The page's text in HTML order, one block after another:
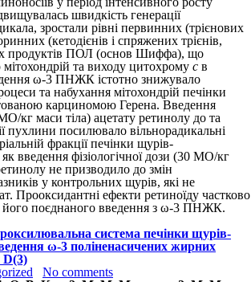
швидкість генерації
зростали рівні первинних (трієнових
(кетодіє­нів і спряжених трієнів,
продуктів ПОЛ (основ Шиффа), що
та виходу цитохрому с в
ω-3 ПНЖК істотно знижувало
та набухання мітохондрій печінки
карциномою Герена. Введення
кг маси тіла) ацетату ретинолу до та
пухлини посилювало вільнорадикальні
фракції печінки щурів-
як введення фізіологічної дози (30 МО/кг
не призводило до змін
у контрольних щурів, які не
Прооксидантні ефекти ретиноїду частково
його поєднаного введення з ω-3 ПНЖК.
система печінки щурів-
ω-3 поліненасичених жирних
D(3)
No comments